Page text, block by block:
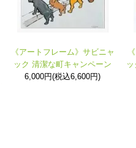
《アートフレーム》サビニャ
ック 清潔な町キャンペーン
6,000円(税込6,600円)